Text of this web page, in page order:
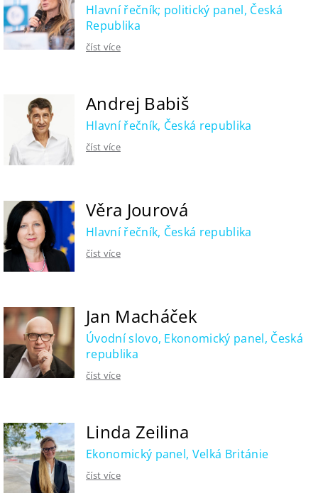
Hlavní řečník; politický panel, Česká
Republika
číst více
Andrej Babiš
Hlavní řečník, Česká republika
číst více
Věra Jourová
Hlavní řečník, Česká republika
číst více
Jan Macháček
Úvodní slovo, Ekonomický panel, Česká
republika
číst více
Linda Zeilina
Ekonomický panel, Velká Británie
číst více